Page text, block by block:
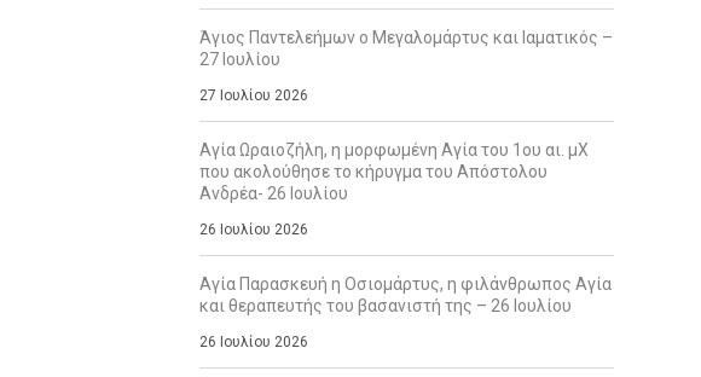
Άγιος Παντελεήμων ο Μεγαλομάρτυς και Ιαματικός –
27 Ιουλίου
27 Ιουλίου 2026
Αγία Ωραιοζήλη, η μορφωμένη Αγία του 1ου αι. μΧ
που ακολούθησε το κήρυγμα του Απόστολου
Ανδρέα- 26 Ιουλίου
26 Ιουλίου 2026
Αγία Παρασκευή η Οσιομάρτυς, η φιλάνθρωπος Αγία
και θεραπευτής του βασανιστή της – 26 Ιουλίου
26 Ιουλίου 2026